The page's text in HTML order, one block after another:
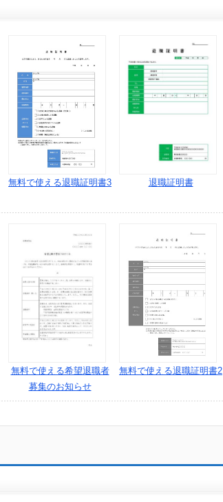
無料で使える退職証明書3 退職証明書
無料で使える希望退職者
募集のお知らせ
無料で使える退職証明書2